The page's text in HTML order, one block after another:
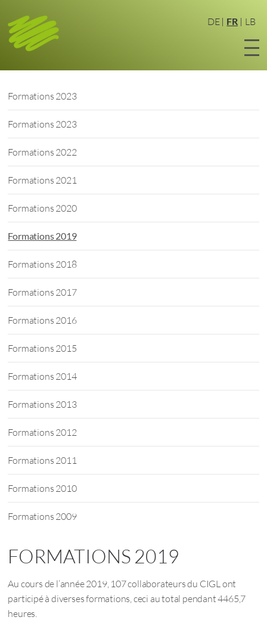
DE FR LB
Formations 2023
Formations 2023
Formations 2022
Formations 2021
Formations 2020
Formations 2019
Formations 2018
Formations 2017
Formations 2016
Formations 2015
Formations 2014
Formations 2013
Formations 2012
Formations 2011
Formations 2010
Formations 2009
FORMATIONS 2019
Au cours de l’année 2019, 107 collaborateurs du CIGL ont
participé à diverses formations, ceci au total pendant 4465,7
heures.